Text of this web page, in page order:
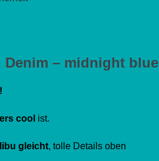
Denim – midnight blue
cool ist.
gleicht, tolle Details oben